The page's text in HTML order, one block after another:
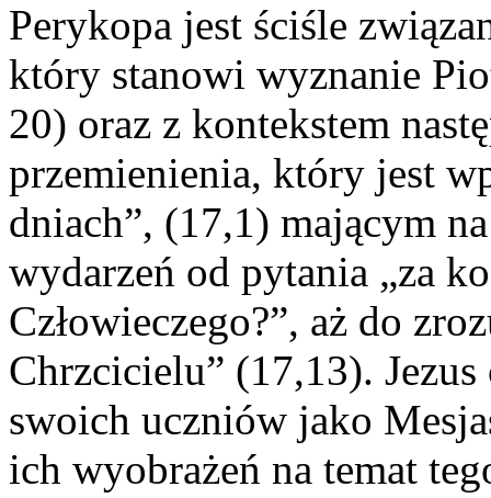
Perykopa jest ściśle
który stanowi wyznanie
20) oraz z kontekstem
przemienienia, który jest
dniach”, (17,1) mającym
wydarzeń od pytania „za
Człowieczego?”, aż do
Chrzcicielu” (17,13).
swoich uczniów jako
ich wyobrażeń na temat